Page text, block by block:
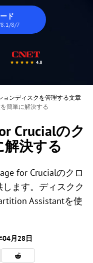
ド
8/7
ョンディスクを管理する文章
簡単に解決する
Crucialのク
解決する
for Crucialのクロ
ます。ディスクク
Assistantを使
月28日